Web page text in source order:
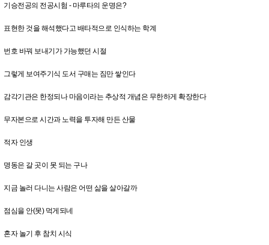
기승전공의 전공시험 - 마루타의 운명은?
표현한 것을 해석했다고 배타적으로 인식하는 학계
번호 바꿔 보내기가 가능했던 시절
그렇게 보여주기식 도서 구매는 짐만 쌓인다
감각기관은 한정되나 마음이라는 추상적 개념은 무한하게 확장한다
무자본으로 시간과 노력을 투자해 만든 산물
적자 인생
명동은 갈 곳이 못 되는 구나
지금 놀러 다니는 사람은 어떤 삶을 살아갈까
점심을 안(못) 먹게되네
혼자 놀기 후 참치 시식